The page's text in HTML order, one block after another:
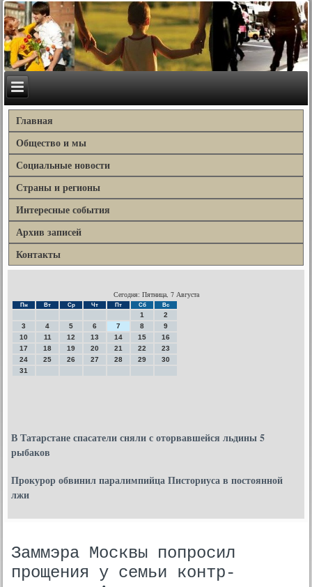
Главная
Общество и мы
Социальные новости
Страны и регионы
Интересные события
Архив записей
Контакты
Сегодня: Пятница, 7 Августа
Пн Вт Ср Чт Пт Сб Вс
1
2
3
4 5 6 7 8
9
10
11 12 13 14 15
16
17
18 19 20 21 22
23
24
25 26 27 28 29
30
31
В Татарстане спасатели сняли с оторвавшейся льдины 5
рыбаков
Прокурор обвинил паралимпийца Писториуса в постоянной
лжи
Заммэра Москвы попросил
прощения у семьи контр-